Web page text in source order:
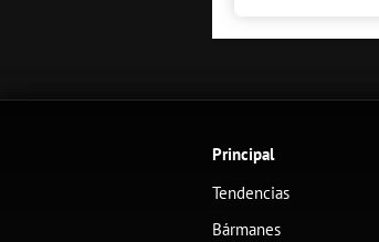
Principal
Tendencias
Bármanes